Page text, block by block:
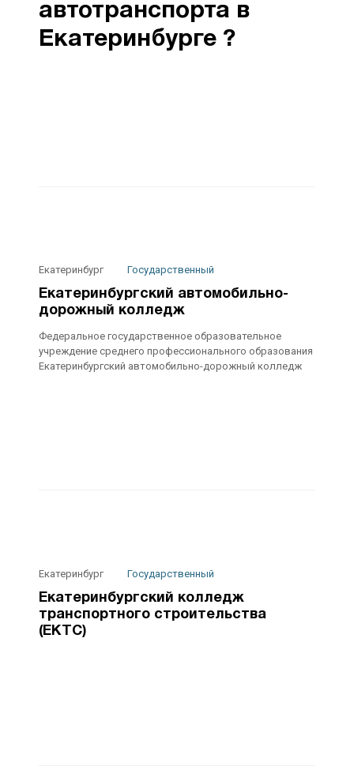
автотранспорта в
Екатеринбурге ?
Екатеринбург Государственный
Екатеринбургский автомобильно-
дорожный колледж
Федеральное государственное образовательное
учреждение среднего профессионального образования
Екатеринбургский автомобильно-дорожный колледж
Екатеринбург Государственный
Екатеринбургский колледж
транспортного строительства
(ЕКТС)